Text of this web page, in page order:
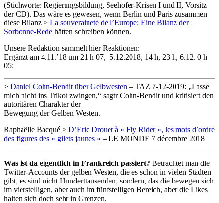
(Stichworte: Regierungsbildung, Seehofer-Krisen I und II, Vorsitz
der CD). Das wäre es gewesen, wenn Berlin und Paris zusammen
diese Bilanz > La souveraineté de l’Europe: Eine Bilanz der
Sorbonne-Rede hätten schreiben können.
Unsere Redaktion sammelt hier Reaktionen:
Ergänzt am 4.11.’18 um 21 h 07, 5.12.2018, 14 h, 23 h, 6.12. 0 h
05:
> Daniel Cohn-Bendit über Gelbwesten – TAZ 7-12-2019: „Lasse
mich nicht ins Trikot zwingen,“ sagtr Cohn-Bendit und kritisiert den
autoritären Charakter der
Bewegung der Gelben Westen.
Raphaëlle Bacqué > D’Eric Drouet à « Fly Rider », les mots d’ordre
des figures des « gilets jaunes » – LE MONDE 7 décembre 2018
Was ist da eigentlich in Frankreich passiert? Betrachtet man die
Twitter-Accounts der gelben Westen, die es schon in vielen Städten
gibt, es sind nicht Hunderttausenden, sondern, das die bewegen sich
im vierstelligen, aber auch im fünfstelligen Bereich, aber die Likes
halten sich doch sehr in Grenzen.